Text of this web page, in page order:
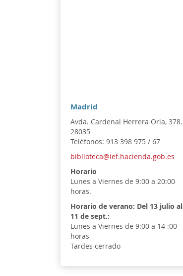
Madrid
Avda. Cardenal Herrera Oria, 378.
28035
Teléfonos: 913 398 975 / 67
biblioteca@ief.hacienda.gob.es
Horario
Lunes a Viernes de 9:00 a 20:00
horas.
Horario de verano: Del 13 julio al
11 de sept.:
Lunes a Viernes de 9:00 a 14 :00
horas
Tardes cerrado